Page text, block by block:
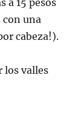
con una
cabeza!).
los valles